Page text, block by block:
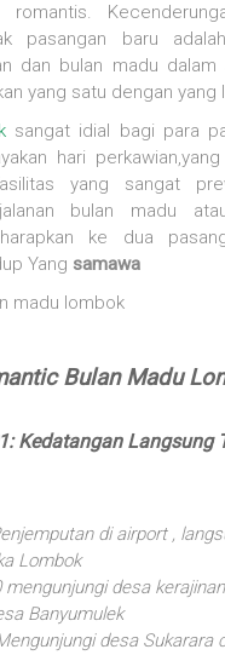
romantis.
pasangan baru
dan bulan madu dalam
yang satu dengan yang
sangat idial bagi para
hari
yang sangat
bulan madu
ke dua
Yang samawa
Bulan Madu
Kedatangan Langsung
di airport ,
Lombok
mengunjungi desa
Banyumulek
desa Sukarara